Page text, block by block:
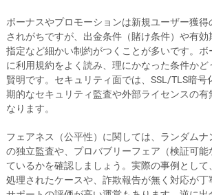
ボーナスやプロモーションは新規ユーザー獲
されがちですが、出金条件（賭け条件）や有
指定など細かい制約がつくことが多いです。
に利用規約をよく読み、理にかなった条件か
賢明です。セキュリティ面では、SSL/TLS暗号
期的なセキュリティ監査や外部ライセンスの有
なります。
フェアネス（公平性）に関しては、ランダムナ
の独立監査や、プロバブリーフェア（検証可能
ているかを確認しましょう。実際の事例として
処理されたケースや、詐欺報告が無く対応が丁